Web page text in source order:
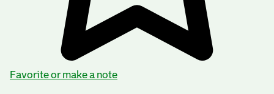
Favorite or make a note